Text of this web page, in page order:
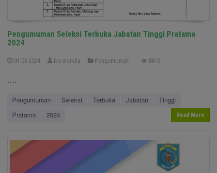
Pengumuman Seleksi Terbuka Jabatan Tinggi Pratama
2024
01-03-2024 Ika marsila Pengumuman 8815
....
Pengumuman Seleksi Terbuka Jabatan
Tinggi
Pratama
2024 Read More